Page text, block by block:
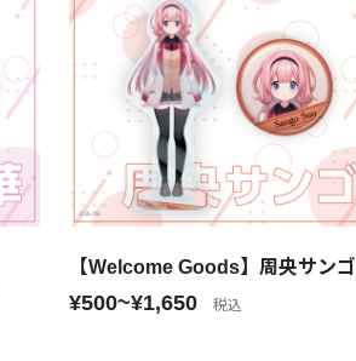
【Welcome Goods】周央サンゴ
¥500~¥1,650 税込